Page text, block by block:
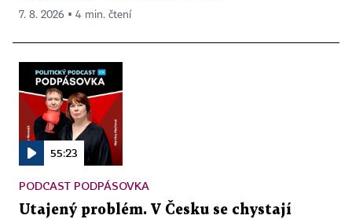
7. 8. 2026 ▪ 4 min. čtení
55:23
PODCAST PODPÁSOVKA
Utajený problém. V Česku se chystají